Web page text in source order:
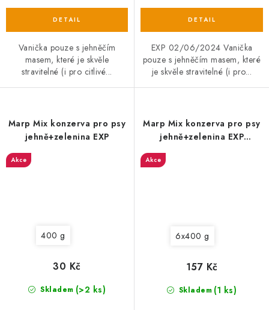
Vanička pouze s jehněčím
masem, které je skvěle
stravitelné (i pro citlivé...
EXP 02/06/2024 Vanička
pouze s jehněčím masem, které
je skvěle stravitelné (i pro...
Marp Mix konzerva pro psy
jehně+zelenina EXP
Akce
400 g
Skladem (>2 ks)
30 Kč
Marp Mix konzerva pro psy
jehně+zelenina EXP
Akce
6x400 g
Skladem (1 ks)
157 Kč